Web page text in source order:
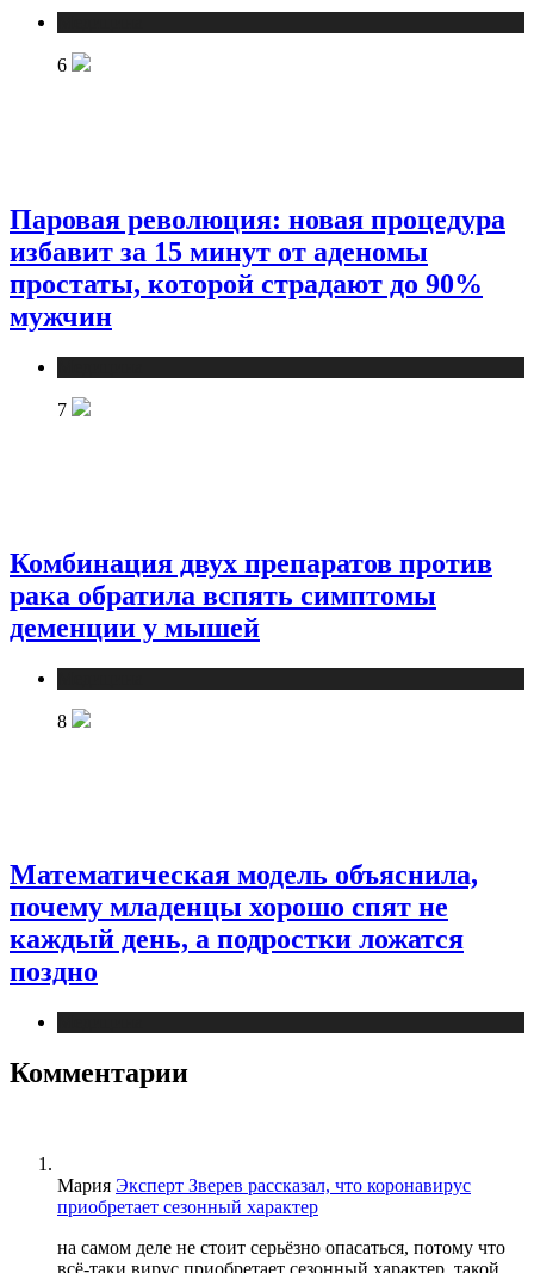
6
Паровая революция: новая процедура
избавит за 15 минут от аденомы
простаты, которой страдают до 90%
мужчин
7
Комбинация двух препаратов против
рака обратила вспять симптомы
деменции у мышей
8
Математическая модель объяснила,
почему младенцы хорошо спят не
каждый день, а подростки ложатся
поздно
Комментарии
Мария Эксперт Зверев рассказал, что коронавирус
приобретает сезонный характер
на самом деле не стоит серьёзно опасаться, потому что
всё-таки вирус приобретает сезонный характер, такой